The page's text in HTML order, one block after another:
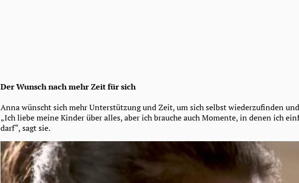
Der Wunsch nach mehr Zeit für sich
Anna wünscht sich mehr Unterstützung und Zeit, um sich selbst wiederzufinden
„Ich liebe meine Kinder über alles, aber ich brauche auch Momente, in denen ich
darf“, sagt sie.